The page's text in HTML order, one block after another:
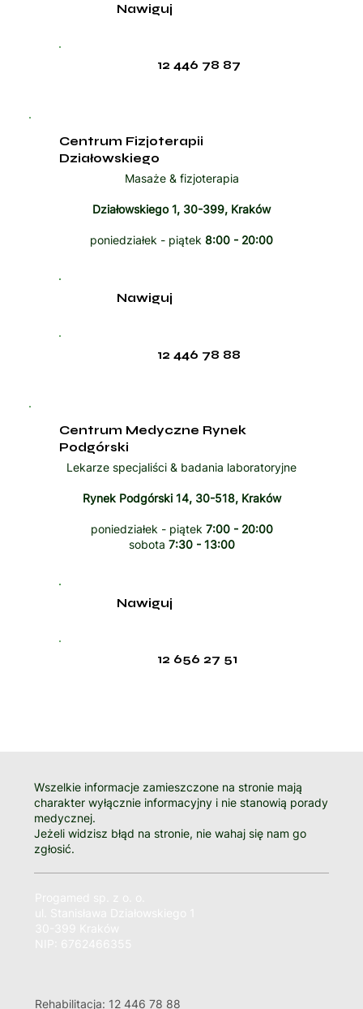
12 446 78 87
Nawiguj
Centrum Fizjoterapii
Działowskiego
Masaże & fizjoterapia
Działowskiego 1, 30-399, Kraków
poniedziałek - piątek 8:00 - 20:00
12 446 78 88
Nawiguj
Centrum Medyczne Rynek
Podgórski
Lekarze specjaliści & badania laboratoryjne
Rynek Podgórski 14, 30-518, Kraków
poniedziałek - piątek 7:00 - 20:00
sobota 7:30 - 13:00
12 656 27 51
Nawiguj
Wszelkie informacje zamieszczone na stronie mają
charakter wyłącznie informacyjny i nie stanowią porady
medycznej.
Jeżeli widzisz błąd na stronie, nie wahaj się nam go
zgłosić.
Rehabilitacja: 12 446 78 88